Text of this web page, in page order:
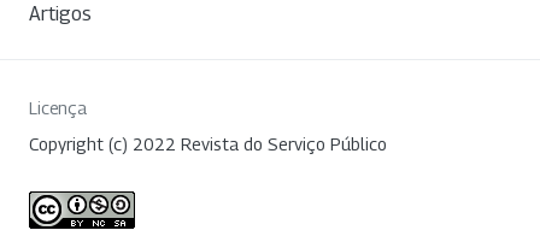
Artigos
Licença
Copyright (c) 2022 Revista do Serviço Público